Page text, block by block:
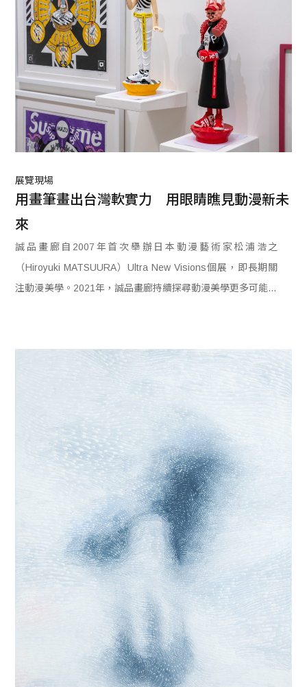
展覽現場
用畫筆畫出台灣軟實力　用眼睛瞧見動漫新未
來
誠品畫廊自2007年首次舉辦日本動漫藝術家松浦浩之
（Hiroyuki MATSUURA）Ultra New Visions個展，即長期關
注動漫美學。2021年，誠品畫廊持續探尋動漫美學更多可能，